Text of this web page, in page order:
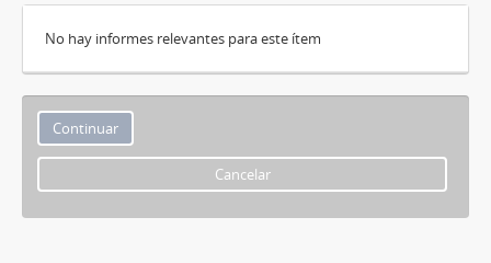
No hay informes relevantes para este ítem
Cancelar